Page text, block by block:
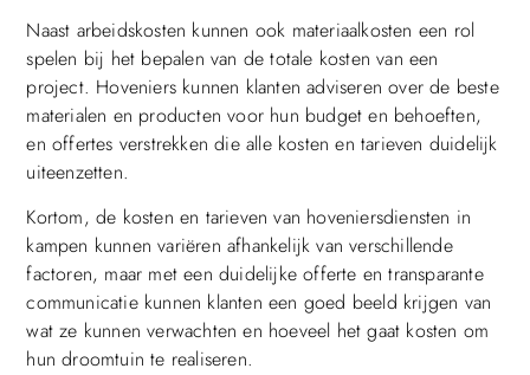
Naast arbeidskosten kunnen ook materiaalkosten een rol
spelen bij het bepalen van de totale kosten van een
project. Hoveniers kunnen klanten adviseren over de beste
materialen en producten voor hun budget en behoeften,
en offertes verstrekken die alle kosten en tarieven duidelijk
uiteenzetten.
Kortom, de kosten en tarieven van hoveniersdiensten in
kampen kunnen variëren afhankelijk van verschillende
factoren, maar met een duidelijke offerte en transparante
communicatie kunnen klanten een goed beeld krijgen van
wat ze kunnen verwachten en hoeveel het gaat kosten om
hun droomtuin te realiseren.